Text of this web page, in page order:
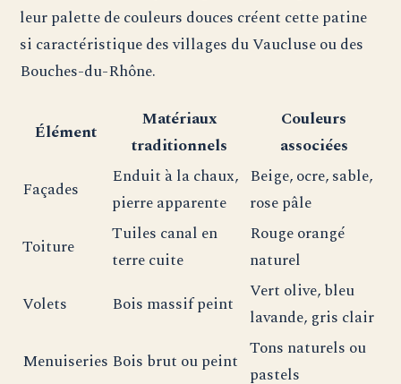
leur palette de couleurs douces créent cette patine
si caractéristique des villages du Vaucluse ou des
Bouches-du-Rhône.
Élément
Matériaux
traditionnels
Couleurs
associées
Façades
Enduit à la chaux,
pierre apparente
Beige, ocre, sable,
rose pâle
Toiture
Tuiles canal en
terre cuite
Rouge orangé
naturel
Volets
Bois massif peint
Vert olive, bleu
lavande, gris clair
Menuiseries Bois brut ou peint
Tons naturels ou
pastels